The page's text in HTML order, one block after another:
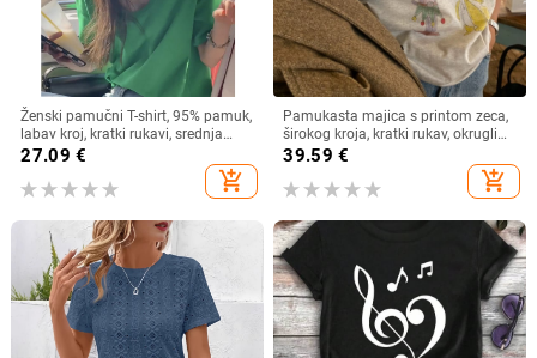
Ženski pamučni T-shirt, 95% pamuk,
labav kroj, kratki rukavi, srednja
duljina, okrugli izrez
27.09 €
add_shopping_cart
Pamukasta majica s printom zeca,
širokog kroja, kratki rukav, okrugli
izrez, proljeće/ljeto 2025
39.59 €
add_shopping_cart